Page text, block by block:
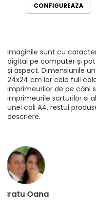
CONFIGUREAZA
Imaginile sunt cu
digital pe computer și
și aspect. Dimensiunile
24x24 cm iar cele full
imprimeurilor de pe căni
imprimeurile sorturilor si
unei coli A4, restul
descriere.